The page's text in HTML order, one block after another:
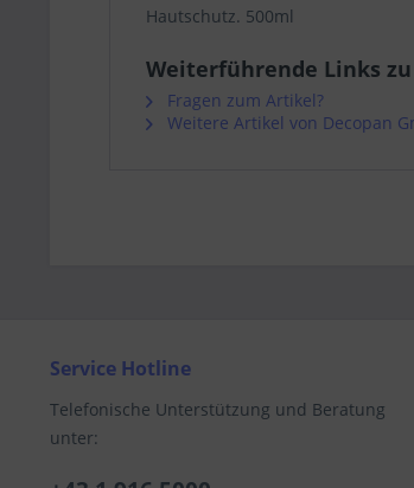
Hautschutz. 500ml
Weiterführende Links
Fragen zum Artikel?
Weitere Artikel von Decopan
Service Hotline
Telefonische Unterstützung und Beratung
unter: